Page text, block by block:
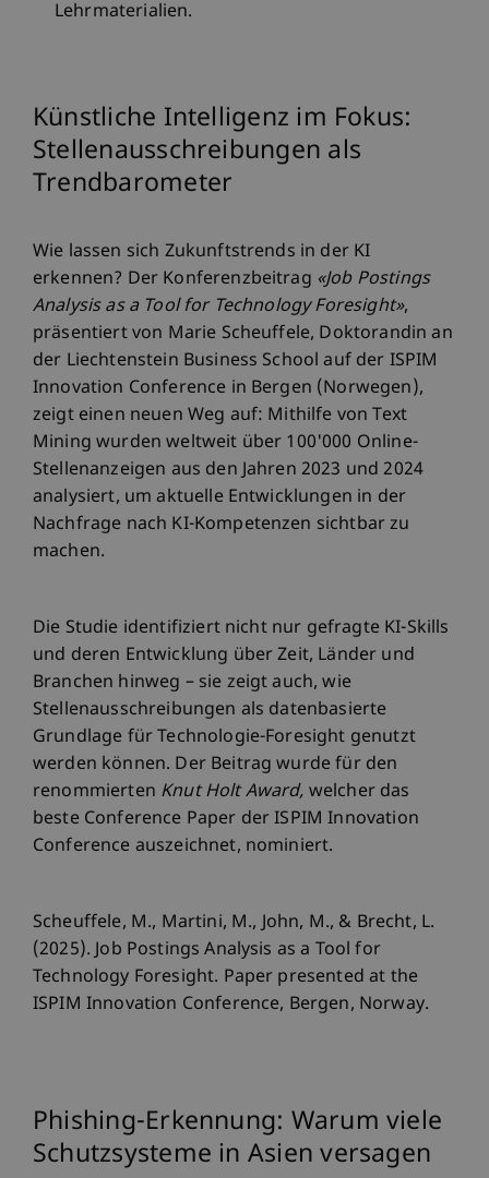
Lehrmaterialien.
Künstliche Intelligenz im Fokus:
Stellenausschreibungen als
Trendbarometer
Wie lassen sich Zukunftstrends in der KI
erkennen? Der Konferenzbeitrag «Job Postings
Analysis as a Tool for Technology Foresight»,
präsentiert von Marie Scheuffele, Doktorandin an
der Liechtenstein Business School auf der ISPIM
Innovation Conference in Bergen (Norwegen),
zeigt einen neuen Weg auf: Mithilfe von Text
Mining wurden weltweit über 100'000 Online-
Stellenanzeigen aus den Jahren 2023 und 2024
analysiert, um aktuelle Entwicklungen in der
Nachfrage nach KI-Kompetenzen sichtbar zu
machen.
Die Studie identifiziert nicht nur gefragte KI-Skills
und deren Entwicklung über Zeit, Länder und
Branchen hinweg – sie zeigt auch, wie
Stellenausschreibungen als datenbasierte
Grundlage für Technologie-Foresight genutzt
werden können. Der Beitrag wurde für den
renommierten Knut Holt Award, welcher das
beste Conference Paper der ISPIM Innovation
Conference auszeichnet, nominiert.
Scheuffele, M., Martini, M., John, M., & Brecht, L.
(2025). Job Postings Analysis as a Tool for
Technology Foresight. Paper presented at the
ISPIM Innovation Conference, Bergen, Norway.
Phishing-Erkennung: Warum viele
Schutzsysteme in Asien versagen